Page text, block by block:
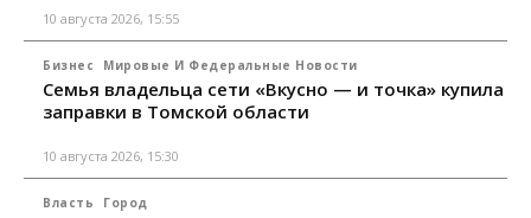
10 августа 2026, 15:55
Бизнес Мировые И Федеральные Новости
Семья владельца сети «Вкусно — и точка» купила
заправки в Томской области
10 августа 2026, 15:30
Власть Город